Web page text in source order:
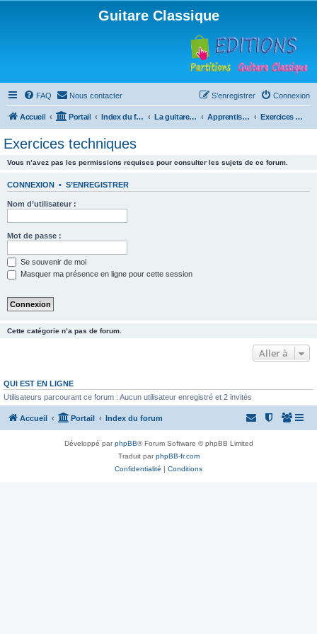
Guitare Classique
FAQ Nous contacter Connexion
S’enregistrer
Accueil Portail Index du forum La guitare : instrument, cours et théorie Apprentissage et enseignement de la guitare Exercices techniques
Exercices techniques
Vous n’avez pas les permissions requises pour consulter les sujets de ce forum.
CONNEXION • S’ENREGISTRER
Nom d’utilisateur :
Mot de passe :
Se souvenir de moi
Masquer ma présence en ligne pour cette session
Cette catégorie n’a pas de forum.
Aller à
QUI EST EN LIGNE
Utilisateurs parcourant ce forum : Aucun utilisateur enregistré et 2 invités
Accueil Portail Index du forum
Développé parphpBB® Forum Software © phpBB Limited
Traduit parphpBB-fr.com
Confidentialité | Conditions